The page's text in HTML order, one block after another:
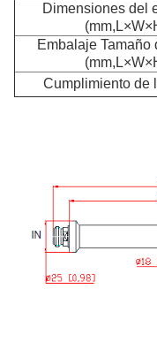
Dimensiones del
Embalaje Tamaño
Cumplimiento de